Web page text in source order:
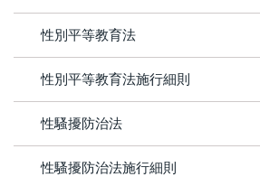
性別平等教育法
性別平等教育法施行細則
性騷擾防治法
性騷擾防治法施行細則